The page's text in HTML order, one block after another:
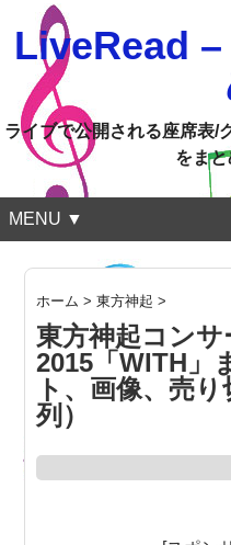
LiveRead
ライブで公開される座席表/
をま
MENU ▼
ホーム >東方神起 >
東方神起コン
2015「WITH」
ト、画像、売り
列）